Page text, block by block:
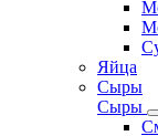
Яйца
Сыры
Сыры